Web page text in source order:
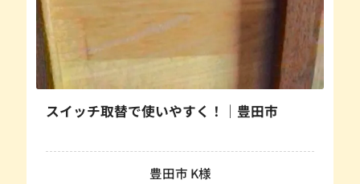
スイッチ取替で使いやすく！｜豊田市
豊田市 K様